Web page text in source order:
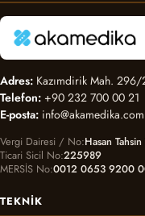
Adres: Kazımdirik Mah.
Telefon: +90 232 700 00 21
E-posta: info@akamedika.com
Vergi Dairesi / No Hasan
Ticari Sicil No 225989
MERSİS No 0012 0653 9200
TEKNIK